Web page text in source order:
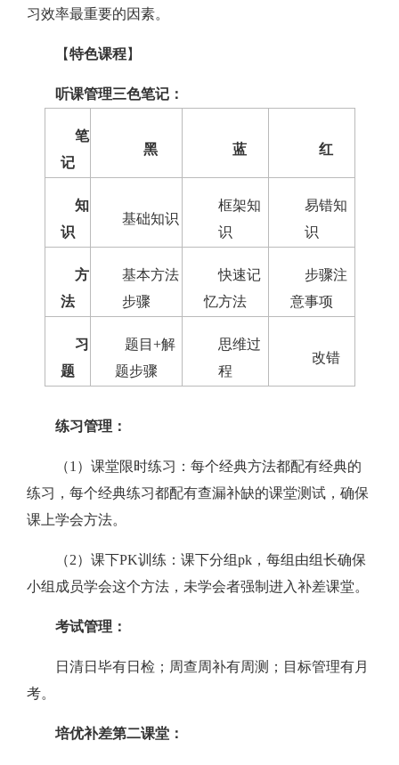
习效率最重要的因素。
【特色课程】
听课管理三色笔记：
笔
记
黑 蓝 红
知
识
基础知识
框架知
识
易错知
识
方
法
基本方法
步骤
快速记
忆方法
步骤注
意事项
习
题
题目+解
题步骤
思维过
程
改错
练习管理：
（1）课堂限时练习：每个经典方法都配有经典的
练习，每个经典练习都配有查漏补缺的课堂测试，确保
课上学会方法。
（2）课下PK训练：课下分组pk，每组由组长确保
小组成员学会这个方法，未学会者强制进入补差课堂。
考试管理：
日清日毕有日检；周查周补有周测；目标管理有月
考。
培优补差第二课堂：